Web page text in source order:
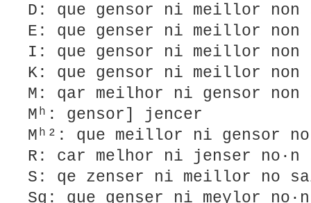
D: que gensor ni meillor non
E: que genser ni meillor non
I: que gensor ni meillor non
K: que gensor ni meillor non
M: qar meilhor ni gensor non
Mʰ: gensor] jencer
Mʰ²: que meillor ni gensor
R: car melhor ni jenser no·n
S: qe zenser ni meillor no
Sg: que genser ni meylor